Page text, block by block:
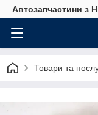
Автозапчастини з
Товари та